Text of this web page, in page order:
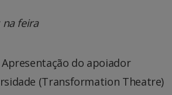
na feira
Apresentação do apoiador
(Transformation Theatre)